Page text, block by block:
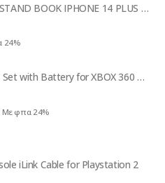
SENSO OVAL STAND BOOK IPHONE 14 PLUS blue
24%
Play & Charge Set with Battery for XBOX 360 White
Η
14.99€.
Με φπα 24%
iLink Cable for Playstation 2